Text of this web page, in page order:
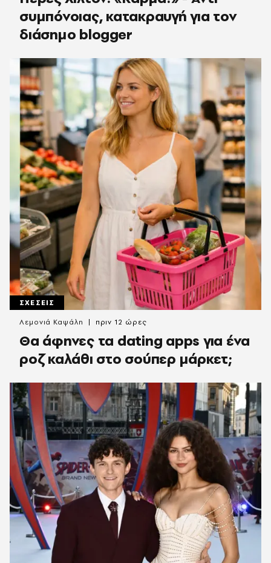
συμπόνοιας, κατακραυγή για τον
διάσημο blogger
ΣΧΕΣΕΙΣ
Θα άφηνες τα dating apps για ένα
ροζ καλάθι στο σούπερ μάρκετ;
Λεμονιά Καψάλη πριν 12 ώρες